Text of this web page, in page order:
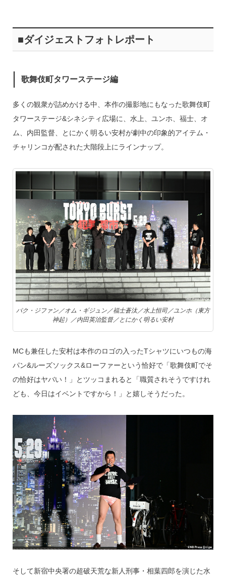
■ダイジェストフォトレポート
歌舞伎町タワーステージ編
多くの観衆が詰めかける中、本作の撮影地にもなった歌舞伎町
タワーステージ&シネシティ広場に、水上、ユンホ、福士、オ
ム、内田監督、とにかく明るい安村が劇中の印象的アイテム・
チャリンコが配された大階段上にラインナップ。
パク・ジファン／オム・ギジュン／福士蒼汰／水上恒司／ユンホ（東方
神起）／内田英治監督／とにかく明るい安村
MCも兼任した安村は本作のロゴの入ったTシャツにいつもの海
パン&ルーズソックス&ローファーという恰好で「歌舞伎町でそ
の恰好はヤバい！」とツッコまれると「職質されそうですけれ
ども、今日はイベントですから！」と嬉しそうだった。
そして新宿中央署の超破天荒な新人刑事・相葉四郎を演じた水